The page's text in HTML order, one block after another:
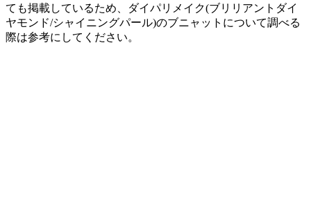
ても掲載しているため、ダイパリメイク(ブリリアントダイ
ヤモンド/シャイニングパール)のブニャットについて調べる
際は参考にしてください。